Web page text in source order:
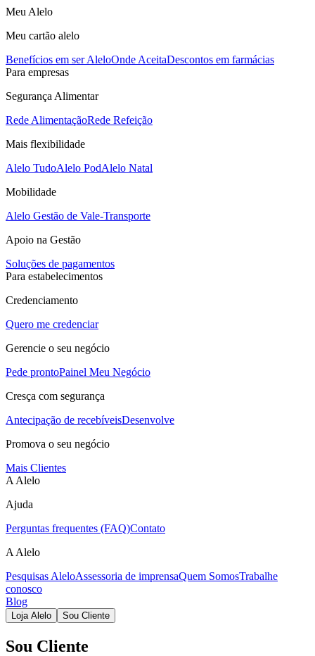
Meu Alelo
Meu cartão alelo
Benefícios em ser AleloOnde AceitaDescontos em farmácias
Para empresas
Segurança Alimentar
Rede AlimentaçãoRede Refeição
Mais flexibilidade
Alelo TudoAlelo PodAlelo Natal
Mobilidade
Alelo Gestão de Vale-Transporte
Apoio na Gestão
Soluções de pagamentos
Para estabelecimentos
Credenciamento
Quero me credenciar
Gerencie o seu negócio
Pede prontoPainel Meu Negócio
Cresça com segurança
Antecipação de recebíveisDesenvolve
Promova o seu negócio
Mais Clientes
A Alelo
Ajuda
Perguntas frequentes (FAQ)Contato
A Alelo
Pesquisas AleloAssessoria de imprensaQuem SomosTrabalhe
conosco
Blog
Loja Alelo Sou Cliente
Sou Cliente